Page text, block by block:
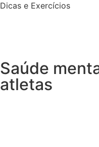
Dicas e Exercícios
Saúde
atletas